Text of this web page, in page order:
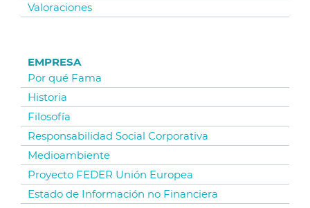
Valoraciones
EMPRESA
Por qué Fama
Historia
Filosofía
Responsabilidad Social Corporativa
Medioambiente
Proyecto FEDER Unión Europea
Estado de Información no Financiera